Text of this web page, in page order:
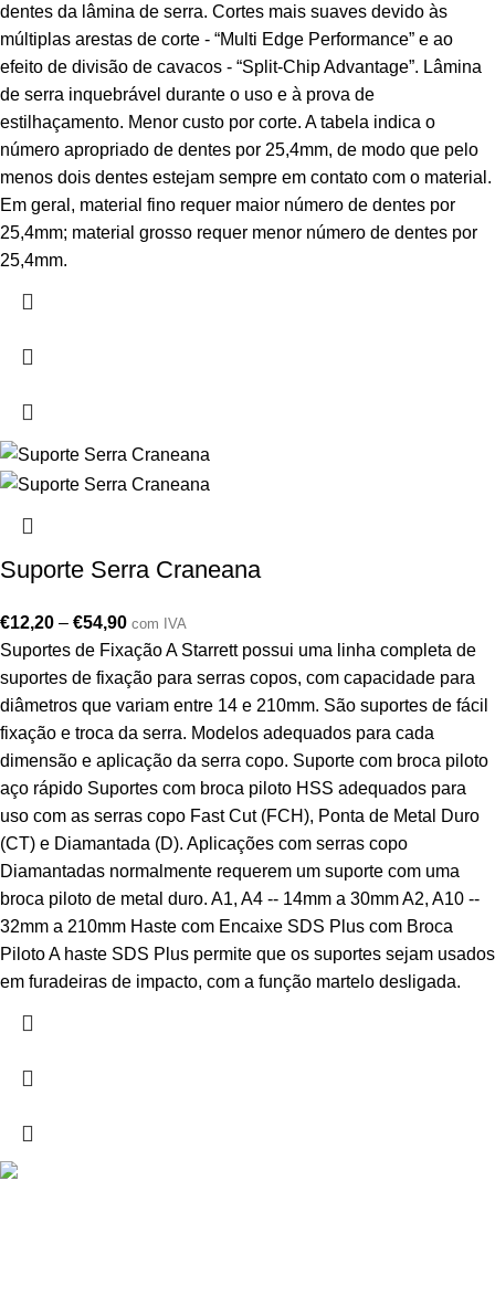
dentes da lâmina de serra. Cortes mais suaves devido às
múltiplas arestas de corte - “Multi Edge Performance” e ao
efeito de divisão de cavacos - “Split-Chip Advantage”. Lâmina
de serra inquebrável durante o uso e à prova de
estilhaçamento. Menor custo por corte. A tabela indica o
número apropriado de dentes por 25,4mm, de modo que pelo
menos dois dentes estejam sempre em contato com o material.
Em geral, material fino requer maior número de dentes por
25,4mm; material grosso requer menor número de dentes por
25,4mm.
Suporte Serra Craneana
€12,20 – €54,90 com IVA
Suportes de Fixação A Starrett possui uma linha completa de
suportes de fixação para serras copos, com capacidade para
diâmetros que variam entre 14 e 210mm. São suportes de fácil
fixação e troca da serra. Modelos adequados para cada
dimensão e aplicação da serra copo. Suporte com broca piloto
aço rápido Suportes com broca piloto HSS adequados para
uso com as serras copo Fast Cut (FCH), Ponta de Metal Duro
(CT) e Diamantada (D). Aplicações com serras copo
Diamantadas normalmente requerem um suporte com uma
broca piloto de metal duro. A1, A4 -- 14mm a 30mm A2, A10 --
32mm a 210mm Haste com Encaixe SDS Plus com Broca
Piloto A haste SDS Plus permite que os suportes sejam usados
em furadeiras de impacto, com a função martelo desligada.